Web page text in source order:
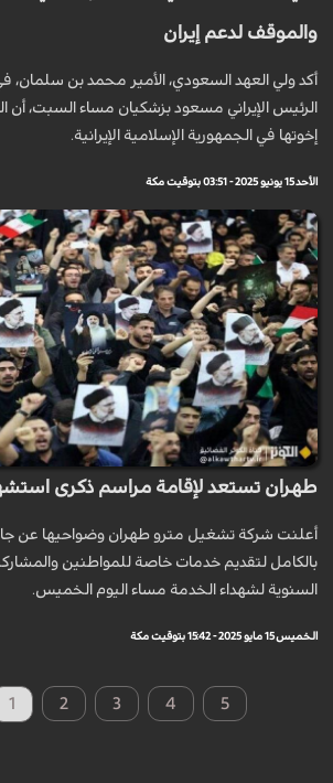
والموقف لدعم إيران
أكد ولي العهد السعودي، الأمير محمد بن سلمان،
الرئيس الإيراني مسعود بزشكيان مساء السبت، أن
إخوتها في الجمهورية الإسلامية الإيرانية.
الأحد 15 يونيو 2025 - 03:51 بتوقيت مكة
طهران تستعد لإقامة مراسم ذكرى
أعلنت شركة تشغيل مترو طهران وضواحيها عن
بالكامل لتقديم خدمات خاصة للمواطنين
السنوية لشهداء الخدمة مساء اليوم الخميس.
الخميس 15 مايو 2025 - 15:42 بتوقيت مكة
1 2 3 4 5